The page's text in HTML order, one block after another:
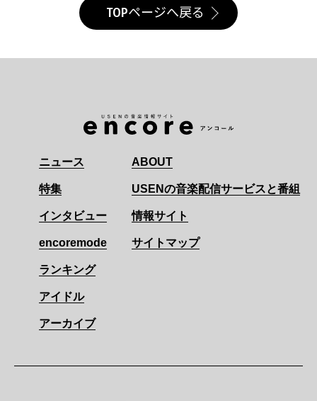
TOPページへ戻る
ニュース
特集
インタビュー
encoremode
ランキング
アイドル
アーカイブ
ABOUT
USENの音楽配信サービスと番組
情報サイト
サイトマップ